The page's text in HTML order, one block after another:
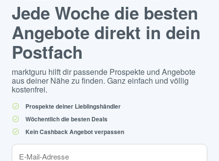
Jede Woche die besten
Angebote direkt in dein
Postfach
marktguru hilft dir passende Prospekte und Angebote
aus deiner Nähe zu finden. Ganz einfach und völlig
kostenfrei.
Prospekte deiner Lieblingshändler
Wöchentlich die besten Deals
Kein Cashback Angebot verpassen